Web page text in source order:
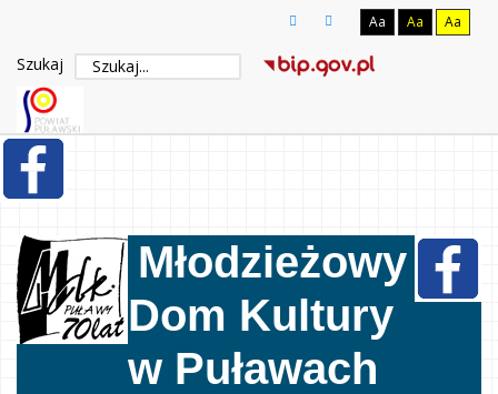
Aa Aa Aa
Szukaj
Młodzieżowy
Dom Kultury
w Puławach